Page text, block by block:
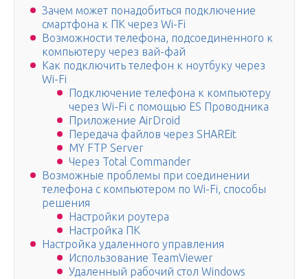
Зачем может понадобиться подключение
смартфона к ПК через Wi-Fi
Возможности телефона, подсоединенного к
компьютеру через вай-фай
Как подключить телефон к ноутбуку через
Wi-Fi
Подключение телефона к компьютеру
через Wi-Fi с помощью ES Проводника
Приложение AirDroid
Передача файлов через SHAREit
MY FTP Server
Через Total Commander
Возможные проблемы при соединении
телефона с компьютером по Wi-Fi, способы
решения
Настройки роутера
Настройка ПК
Настройка удаленного управления
Использование TeamViewer
Удаленный рабочий стол Windows